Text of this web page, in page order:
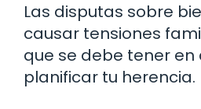
Las disputas sobre
causar tensiones
que se debe tener en
planificar tu herencia.